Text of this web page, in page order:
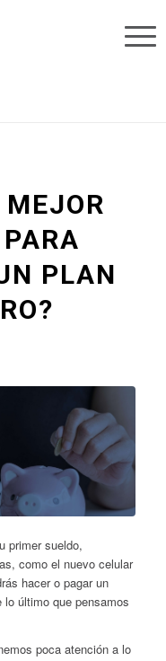
PLAN
primer sueldo,
como el nuevo celular
hacer o pagar un
último que pensamos
poca atención a lo